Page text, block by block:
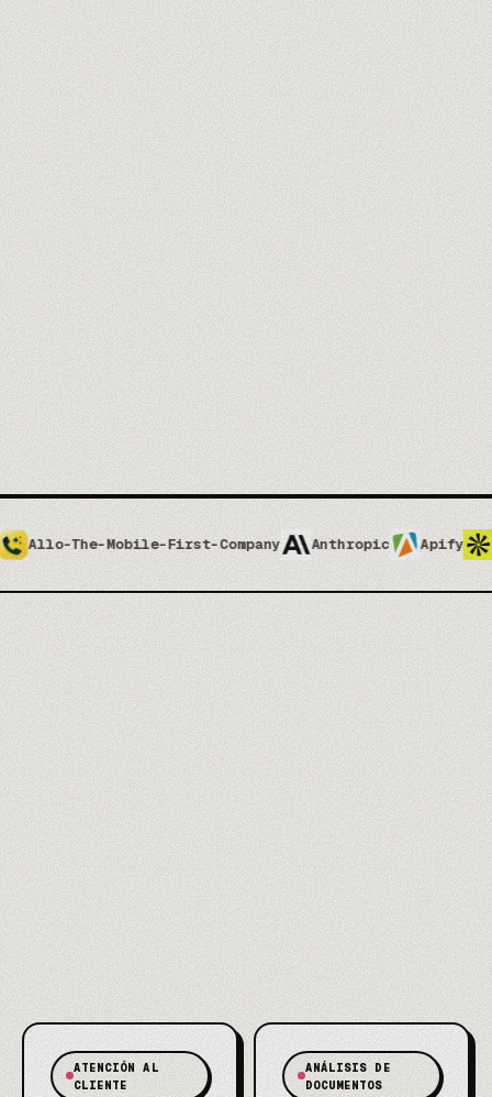
LO QUE HACEMOS · CLAUDE IA
01 Atención al cliente
Respuestas sobre tu documentación, tickets y CRM
02 Análisis de documentos
Resúmenes y puntos delicados en segundos
Copiloto interno
Entrenado con tu wiki, proyectos y CRM
Marketing y contenido
Borradores en tu tono de voz
40+
EMPRESAS
2k€
DESDE
60 min
AUDITORÍA
First-Company Anthropic Apify Apolloio
ATENCIÓN AL
CLIENTE
ANÁLISIS DE
DOCUMENTOS